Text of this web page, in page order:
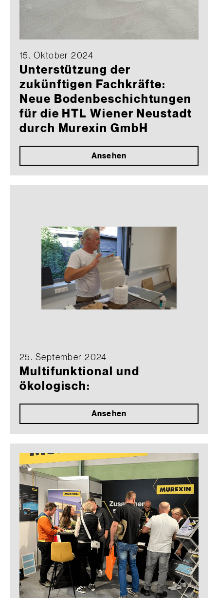
15. Oktober 2024
Unterstützung der
zukünftigen Fachkräfte:
Neue Bodenbeschichtungen
für die HTL Wiener Neustadt
durch Murexin GmbH
Ansehen
25. September 2024
Multifunktional und
ökologisch:
Ansehen